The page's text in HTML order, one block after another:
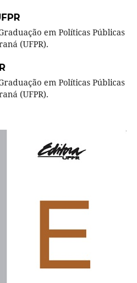
em Políticas Públicas
(UFPR).
em Políticas Públicas
(UFPR).